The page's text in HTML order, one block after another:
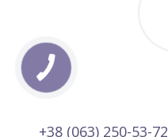
+38 (063) 250-53-72